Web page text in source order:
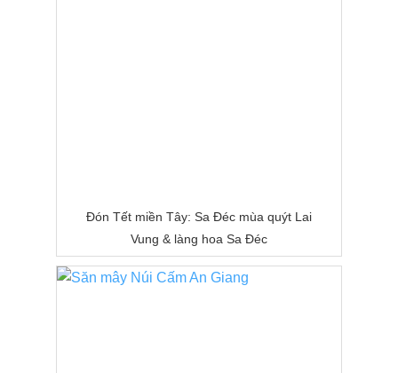
Đón Tết miền Tây: Sa Đéc mùa quýt Lai
Vung & làng hoa Sa Đéc